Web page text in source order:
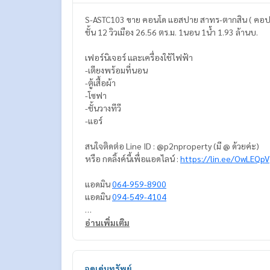
S-ASTC103 ขาย คอนโด แอสปาย สาทร-ตากสิน ( คอ
ชั้น 12 วิวเมือง 26.56 ตร.ม. 1นอน 1น้ำ 1.93 ล้านบ.
เฟอร์นิเจอร์ และเครื่องใช้ไฟฟ้า
-เตียงพร้อมที่นอน
-ตู้เสื้อผ้า
-โซฟา
-ชั้นวางทีวี
-แอร์
สนใจติดต่อ Line ID : @p2nproperty (มี @ ด้วยค่ะ)
หรือ กดลิ้งค์นี้เพื่อแอดไลน์ : https://lin.ee/OwLEQpV
แอดมิน064-959-8900
แอดมิน094-549-4104
* มีให้เลือกอีกหลายห้อง หลายโครงการค่ะ
อ่านเพิ่มเติม